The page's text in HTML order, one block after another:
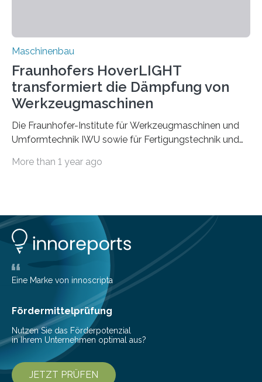
Maschinenbau
Fraunhofers HoverLIGHT
transformiert die Dämpfung von
Werkzeugmaschinen
Die Fraunhofer-Institute für Werkzeugmaschinen und
Umformtechnik IWU sowie für Fertigungstechnik und
Durchbruch in der Materialforschung erzielt: Der
partikelgefüllten Hohlkugeln erreicht HoverLIGHT einen
bisher unerreichten Eigenschaftsmix aus Leichtigkeit,
Steifigkeit und Schwingungsdämpfung. In einem
Gemeinschaftsprojekt mit einem Industriepartner
gelang nun erstmals der Nachweis, dass HoverLIGHT
bei Serienmaschinen Schwingungen um den Faktor 3
besser dämpft. Und das bei einer Gewichtseinsparung
von 20…
More than 1 year ago
Eine Marke von innoscripta
Fördermittelprüfung
Nutzen Sie das Förderpotenzial
in Ihrem Unternehmen optimal aus?
JETZT PRÜFEN